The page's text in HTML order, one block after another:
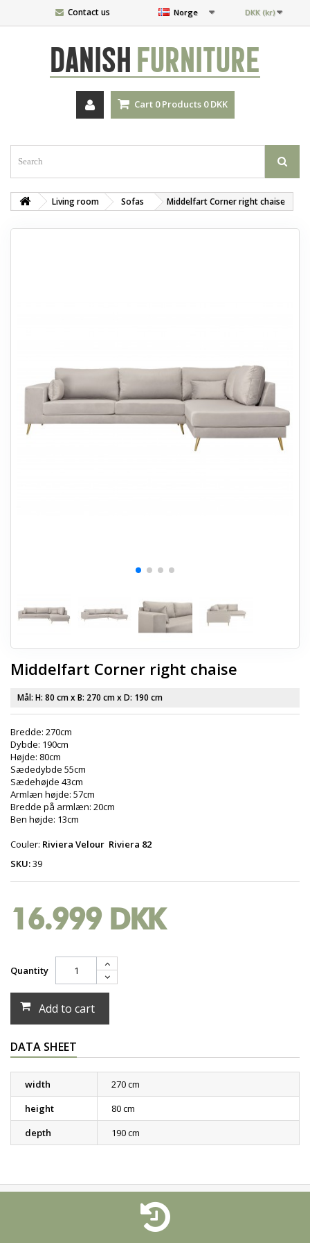
Contact us DKK (kr)
Norge
DANISHFURNITURE
Cart 0 Products 0 DKK
Living room Sofas Middelfart Corner right chaise
Middelfart Corner right chaise
Mål: H: 80 cmx B: 270 cmx D: 190 cm
Bredde: 270cm
Dybde: 190cm
Højde: 80cm
Sædedybde 55cm
Sædehøjde 43cm
Armlæn højde: 57cm
Bredde på armlæn: 20cm
Ben højde: 13cm
Couler: Riviera Velour Riviera 82
SKU:39
16.999 DKK
Quantity
Add to cart
DATA SHEET
width
270 cm
height
80 cm
depth
190 cm